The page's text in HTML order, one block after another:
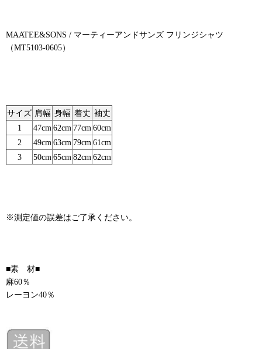
MAATEE&SONS / マーティーアンドサンズ フリンジシャツ
（MT5103-0605）
サイズ 肩幅 身幅 着丈 袖丈
1
47cm 62cm 77cm 60cm
2
49cm 63cm 79cm 61cm
3
50cm 65cm 82cm 62cm
※測定値の誤差はご了承ください。
■素 材■
麻60％
レーヨン40％